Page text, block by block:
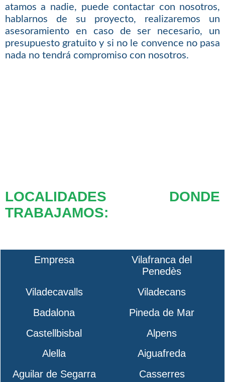
atamos a nadie, puede contactar con nosotros,
hablarnos de su proyecto, realizaremos un
asesoramiento en caso de ser necesario, un
presupuesto gratuito y si no le convence no pasa
nada no tendrá compromiso con nosotros.
LOCALIDADES DONDE
TRABAJAMOS:
Empresa
Vilafranca del
Penedès
Viladecavalls
Viladecans
Badalona
Pineda de Mar
Castellbisbal
Alpens
Alella
Aiguafreda
Aguilar de Segarra
Casserres